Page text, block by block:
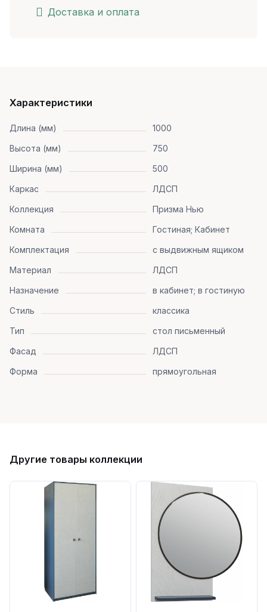
Доставка и оплата
Характеристики
Длина (мм)
1000
Высота (мм)
750
Ширина (мм)
500
Каркас
ЛДСП
Коллекция
Призма Нью
Комната
Гостиная; Кабинет
Комплектация
с выдвижным ящиком
Материал
ЛДСП
Назначение
в кабинет; в гостиную
Стиль
классика
Тип
стол письменный
Фасад
ЛДСП
Форма
прямоугольная
Другие товары коллекции